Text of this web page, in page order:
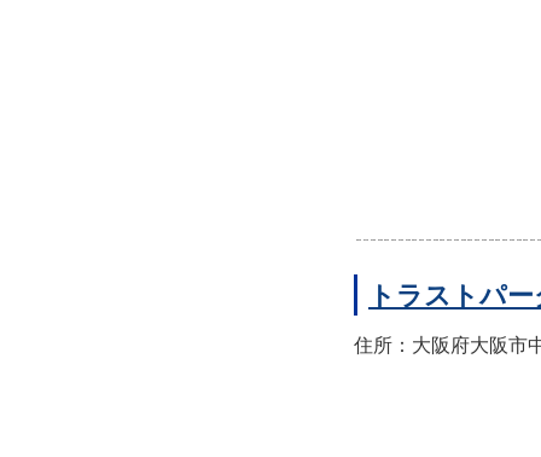
トラストパ
住所：大阪府大阪市